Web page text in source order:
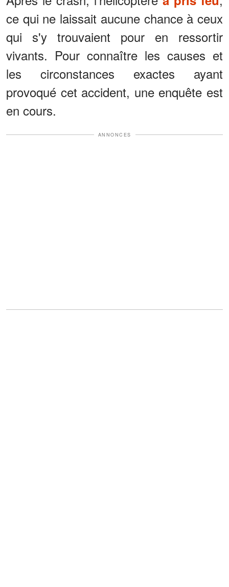
ce qui ne laissait aucune chance à ceux
qui s'y trouvaient pour en ressortir
vivants. Pour connaître les causes et
les circonstances exactes ayant
provoqué cet accident, une enquête est
en cours.
ANNONCES